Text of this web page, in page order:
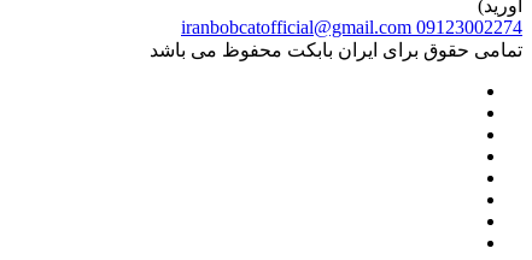
آورید)
09123002274
iranbobcatofficial@gmail.com
تمامی حقوق برای ایران بابکت محفوظ می باشد